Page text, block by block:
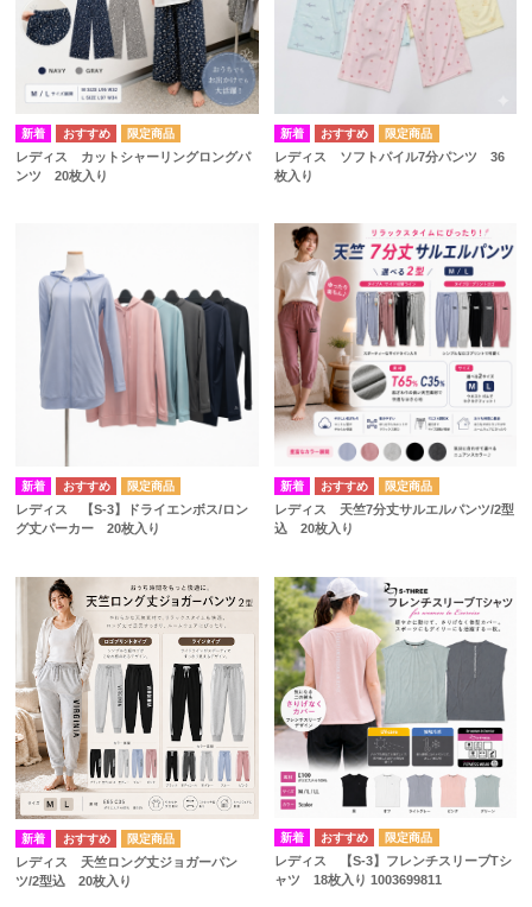
レディス カットシャーリングロングパ
ンツ 20枚入り
レディス ソフトパイル7分パンツ 36
枚入り
レディス 【S-3】ドライエンボス/ロン
グ丈パーカー 20枚入り
レディス 天竺7分丈サルエルパンツ/2型
込 20枚入り
レディス 天竺ロング丈ジョガーパン
ツ/2型込 20枚入り
レディス 【S-3】フレンチスリーブTシ
ャツ 18枚入り 1003699811